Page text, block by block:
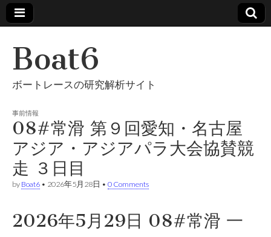
Boat6
ボートレースの研究解析サイト
事前情報
08#常滑 第９回愛知・名古屋
アジア・アジアパラ大会協賛競
走 ３日目
by Boat6 • 2026年5月28日 • 0 Comments
2026年5月29日 08#常滑 一